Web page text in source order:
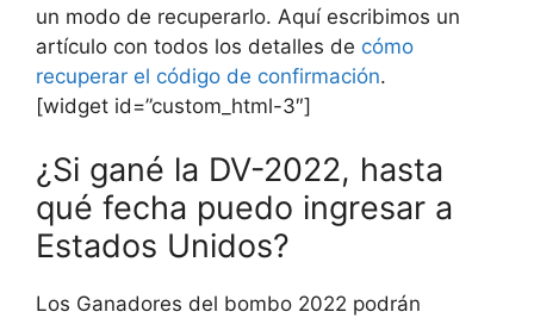
un modo de recuperarlo. Aquí escribimos un
artículo con todos los detalles de cómo
recuperar el código de confirmación.
[widget id=”custom_html-3″]
¿Si gané la DV-2022, hasta
qué fecha puedo ingresar a
Estados Unidos?
Los Ganadores del bombo 2022 podrán